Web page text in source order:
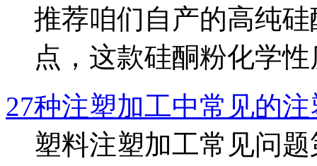
推荐咱们自产的高纯
点，这款硅酮粉化学性
27种注塑加工中常见的
塑料注塑加工常见问